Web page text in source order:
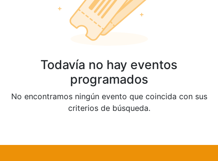
Todavía no hay eventos
programados
No encontramos ningún evento que coincida con sus
criterios de búsqueda.